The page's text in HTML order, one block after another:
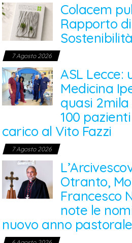
Colacem
Rapporto di
Sostenibilità
7 Agosto 2026
ASL Lecce:
Medicina
quasi
100
carico al Vito Fazzi
7 Agosto 2026
Otranto,
Francesco
note le
nuovo anno pastorale